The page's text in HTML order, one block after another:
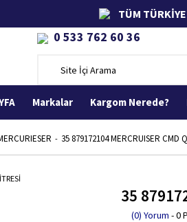
TÜM
0 533 762 60 36
Markalar Kargom Nerede?
35 879172104 MERCRUISER CMD
35
(0) Yorum - 0